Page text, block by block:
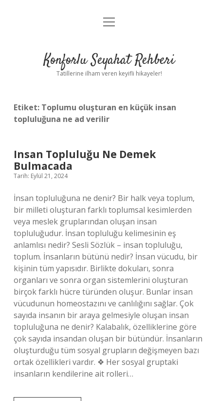
Anasayfa
Yasal Uyarı
menüyü
Konforlu Seyahat Rehberi
Tatillerine ilham veren keyifli hikayeler!
Etiket: Toplumu oluşturan en küçük insan
topluluğuna ne ad verilir
Insan Topluluğu Ne Demek
Bulmacada
Tarih: Eylül 21, 2024
İnsan topluluğuna ne denir? Bir halk veya toplum,
bir milleti oluşturan farklı toplumsal kesimlerden
veya meslek gruplarından oluşan insan
topluluğudur. İnsan topluluğu kelimesinin eş
anlamlısı nedir? Sesli Sözlük – insan topluluğu,
toplum. İnsanların bütünü nedir? İnsan vücudu, bir
kişinin tüm yapısıdır. Birlikte dokuları, sonra
organları ve sonra organ sistemlerini oluşturan
birçok farklı hücre türünden oluşur. Bunlar insan
vücudunun homeostazını ve canlılığını sağlar. Çok
sayıda insanın bir araya gelmesiyle oluşan insan
topluluğuna ne denir? Kalabalık, özelliklerine göre
çok sayıda insandan oluşan bir bütündür. İnsanların
oluşturduğu tüm sosyal grupların değişmeyen bazı
ortak özellikleri vardır. ❖ Her sosyal gruptaki
insanların kendilerine ait rolleri…